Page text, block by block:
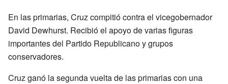
En las primarias, Cruz compitió contra el vicegobernador
David Dewhurst. Recibió el apoyo de varias figuras
importantes del Partido Republicano y grupos
conservadores.
Cruz ganó la segunda vuelta de las primarias con una